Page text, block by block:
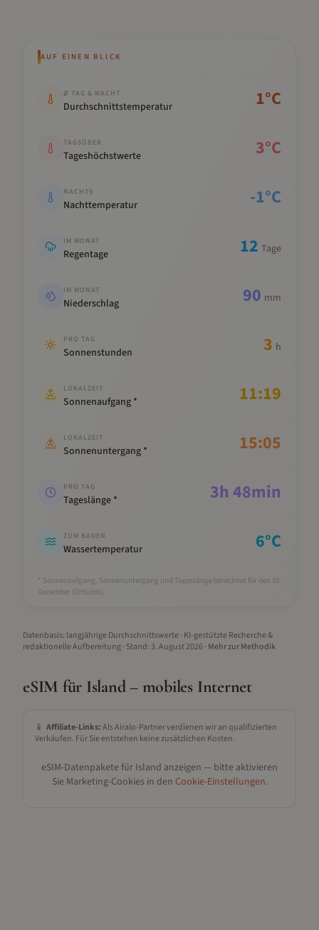
AUF EINEN BLICK
Ø TAG & NACHT
Durchschnittstemperatur 1°C
TAGSÜBER
Tageshöchstwerte 3°C
NACHTS
Nachttemperatur -1°C
IM MONAT
Regentage 12 Tage
IM MONAT
Niederschlag 90 mm
PRO TAG
Sonnenstunden 3 h
LOKALZEIT
Sonnenaufgang * 11:19
LOKALZEIT
Sonnenuntergang * 15:05
PRO TAG
Tageslänge * 3h 48min
ZUM BADEN
Wassertemperatur 6°C
* Sonnenaufgang, Sonnenuntergang und Tageslänge berechnet für den 15.
Dezember (Ortszeit).
Datenbasis: langjährige Durchschnittswerte · KI-gestützte Recherche &
redaktionelle Aufbereitung· Stand: 3. August 2026· Mehr zur Methodik
eSIM für Island– mobiles Internet
📱 Affiliate-Links:Als Airalo-Partner verdienen wir an qualifizierten
Verkäufen. Für Sie entstehen keine zusätzlichen Kosten.
eSIM-Datenpakete für Island anzeigen — bitte aktivieren
Sie Marketing-Cookies in den Cookie-Einstellungen.